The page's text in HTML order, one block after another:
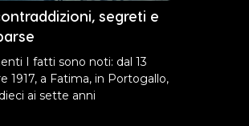
segreti e
I fatti sono noti: dal 13
1917, a Fatima, in Portogallo,
ai sette anni